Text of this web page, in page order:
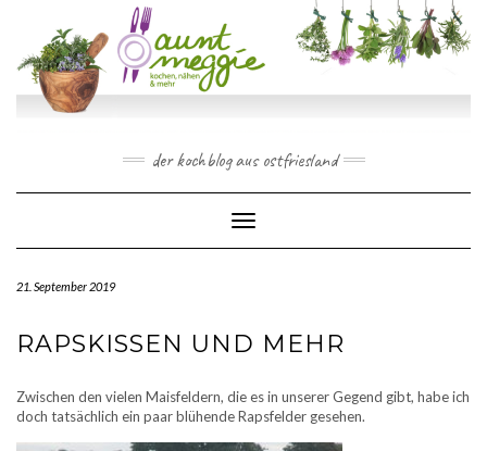
content
der kochblog aus ostfriesland
Toggle Navigation
21. September 2019
RAPSKISSEN UND MEHR
Zwischen den vielen Maisfeldern, die es in unserer Gegend gibt, habe ich
doch tatsächlich ein paar blühende Rapsfelder gesehen.